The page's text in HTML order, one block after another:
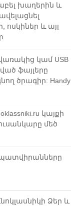
խաղերին և
ոսկիներ և այլ
կամ USB
ֆայլերը
ծրագիր: Handy
կայքի
մեծ
Ձեր և